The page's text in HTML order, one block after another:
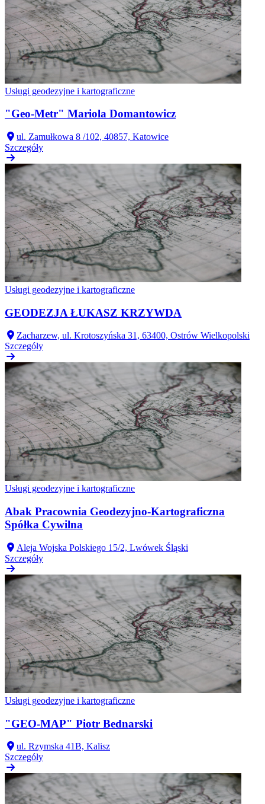
Usługi geodezyjne i kartograficzne
"Geo-Metr" Mariola Domantowicz
ul. Zamułkowa 8 /102, 40857, Katowice
Szczegóły
Usługi geodezyjne i kartograficzne
GEODEZJA ŁUKASZ KRZYWDA
Zacharzew, ul. Krotoszyńska 31, 63400, Ostrów Wielkopolski
Szczegóły
Usługi geodezyjne i kartograficzne
Abak Pracownia Geodezyjno-Kartograficzna
Spółka Cywilna
Aleja Wojska Polskiego 15/2, Lwówek Śląski
Szczegóły
Usługi geodezyjne i kartograficzne
"GEO-MAP" Piotr Bednarski
ul. Rzymska 41B, Kalisz
Szczegóły